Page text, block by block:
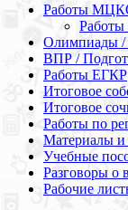
Работы
Работы
Олимпиады /
ВПР /
Работы ЕГКР
Итоговое
Итоговое
Работы по
Материалы и
Учебные
Разговоры о
Рабочие